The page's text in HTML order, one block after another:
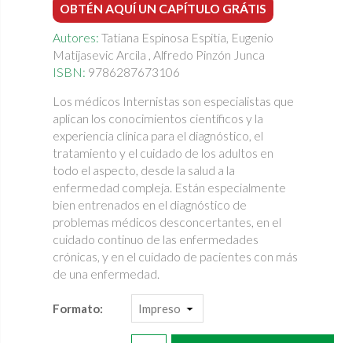
OBTÉN AQUÍ UN CAPÍTULO GRÁTIS
Autores:Tatiana Espinosa Espitia, Eugenio
Matijasevic Arcila , Alfredo Pinzón Junca
ISBN: 9786287673106
Los médicos Internistas son especialistas que
aplican los conocimientos científicos y la
experiencia clínica para el diagnóstico, el
tratamiento y el cuidado de los adultos en
todo el aspecto, desde la salud a la
enfermedad compleja. Están especialmente
bien entrenados en el diagnóstico de
problemas médicos desconcertantes, en el
cuidado continuo de las enfermedades
crónicas, y en el cuidado de pacientes con más
de una enfermedad.
Formato: